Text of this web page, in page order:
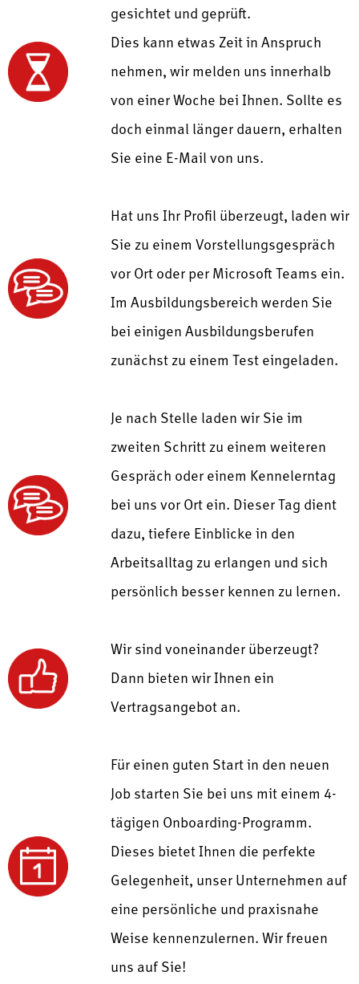
gesichtet und geprüft.
Dies kann etwas Zeit in Anspruch
nehmen, wir melden uns innerhalb
von einer Woche bei Ihnen. Sollte es
doch einmal länger dauern, erhalten
Sie eine E-Mail von uns.
Hat uns Ihr Profil überzeugt, laden wir
Sie zu einem Vorstellungsgespräch
vor Ort oder per Microsoft Teams ein.
Im Ausbildungsbereich werden Sie
bei einigen Ausbildungsberufen
zunächst zu einem Test eingeladen.
Je nach Stelle laden wir Sie im
zweiten Schritt zu einem weiteren
Gespräch oder einem Kennelerntag
bei uns vor Ort ein. Dieser Tag dient
dazu, tiefere Einblicke in den
Arbeitsalltag zu erlangen und sich
persönlich besser kennen zu lernen.
Wir sind voneinander überzeugt?
Dann bieten wir Ihnen ein
Vertragsangebot an.
Für einen guten Start in den neuen
Job starten Sie bei uns mit einem 4-
tägigen Onboarding-Programm.
Dieses bietet Ihnen die perfekte
Gelegenheit, unser Unternehmen auf
eine persönliche und praxisnahe
Weise kennenzulernen.Wir freuen
uns auf Sie!